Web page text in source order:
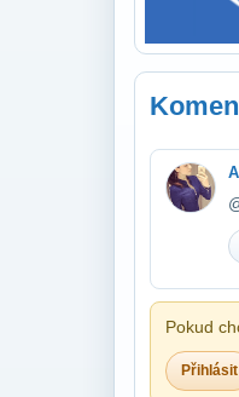
Pokud
Přihlásit